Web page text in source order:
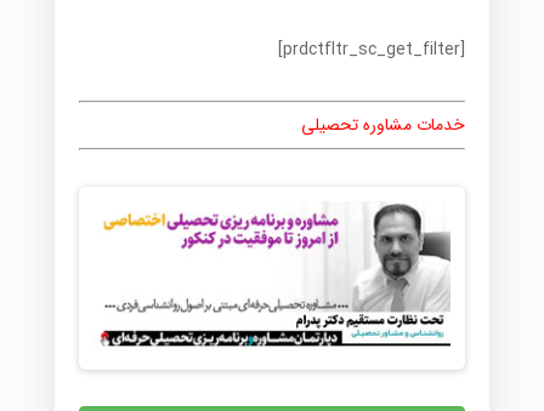
[prdctfltr_sc_get_filter]
خدمات مشاوره تحصیلی